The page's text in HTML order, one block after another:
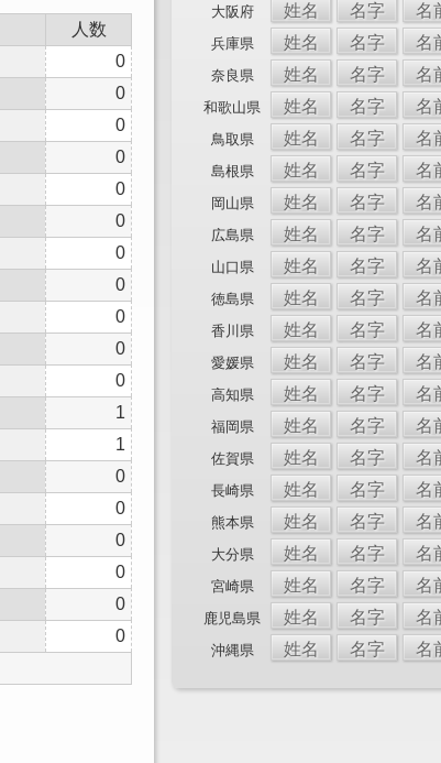
人数
0
0
0
0
0
0
0
0
0
0
0
1
1
0
0
0
0
0
0
大阪府 姓名 名字 名
兵庫県 姓名 名字 名
奈良県 姓名 名字 名
和歌山県 姓名 名字 名
鳥取県 姓名 名字 名
島根県 姓名 名字 名
岡山県 姓名 名字 名
広島県 姓名 名字 名
山口県 姓名 名字 名
徳島県 姓名 名字 名
香川県 姓名 名字 名
愛媛県 姓名 名字 名
高知県 姓名 名字 名
福岡県 姓名 名字 名
佐賀県 姓名 名字 名
長崎県 姓名 名字 名
熊本県 姓名 名字 名
大分県 姓名 名字 名
宮崎県 姓名 名字 名
鹿児島県 姓名 名字 名
沖縄県 姓名 名字 名